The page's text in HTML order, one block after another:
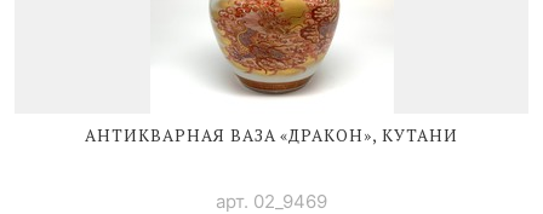
АНТИКВАРНАЯ ВАЗА «ДРАКОН», КУТАНИ
арт. 02_9469